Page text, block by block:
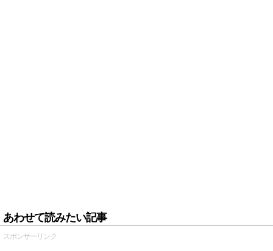
あわせて読みたい記事
スポンサーリンク